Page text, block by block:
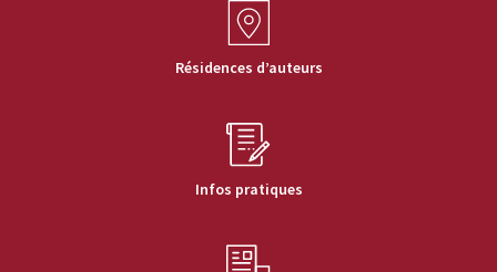
Résidences d’auteurs
Infos pratiques